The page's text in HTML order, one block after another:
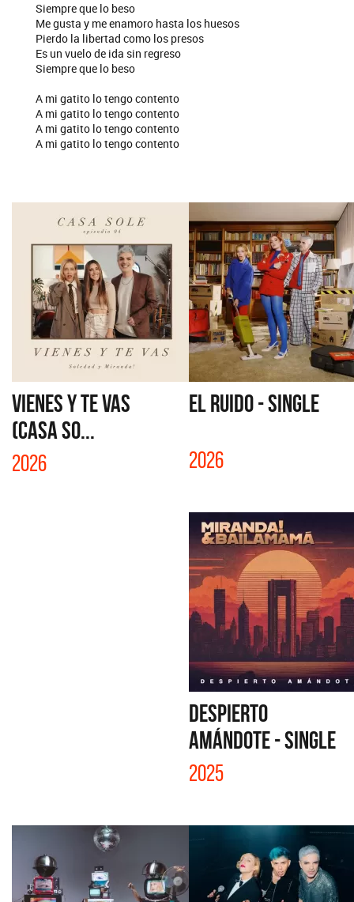
Siempre que lo beso
Me gusta y me enamoro hasta los huesos
Pierdo la libertad como los presos
Es un vuelo de ida sin regreso
Siempre que lo beso
A mi gatito lo tengo contento
A mi gatito lo tengo contento
A mi gatito lo tengo contento
A mi gatito lo tengo contento
VIENES Y TE VAS
(CASA SO...
2026
EL RUIDO - SINGLE
2026
DESPIERTO
AMÁNDOTE - SINGLE
2025